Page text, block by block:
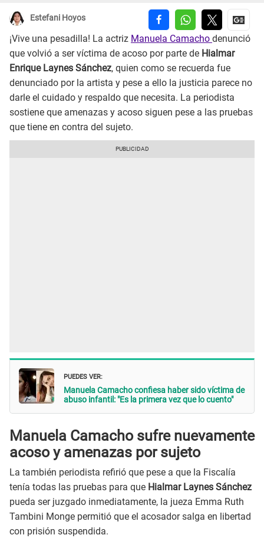
Estefani Hoyos
¡Vive una pesadilla! La actriz Manuela Camacho denunció
que volvió a ser víctima de acoso por parte de Hialmar
Enrique Laynes Sánchez, quien como se recuerda fue
denunciado por la artista y pese a ello la justicia parece no
darle el cuidado y respaldo que necesita. La periodista
sostiene que amenazas y acoso siguen pese a las pruebas
que tiene en contra del sujeto.
PUEDES VER:
Manuela Camacho confiesa haber sido víctima de
abuso infantil: "Es la primera vez que lo cuento"
Manuela Camacho sufre nuevamente
acoso y amenazas por sujeto
La también periodista refirió que pese a que la Fiscalía
tenía todas las pruebas para que Hialmar Laynes Sánchez
pueda ser juzgado inmediatamente, la jueza Emma Ruth
Tambini Monge permitió que el acosador salga en libertad
con prisión suspendida.